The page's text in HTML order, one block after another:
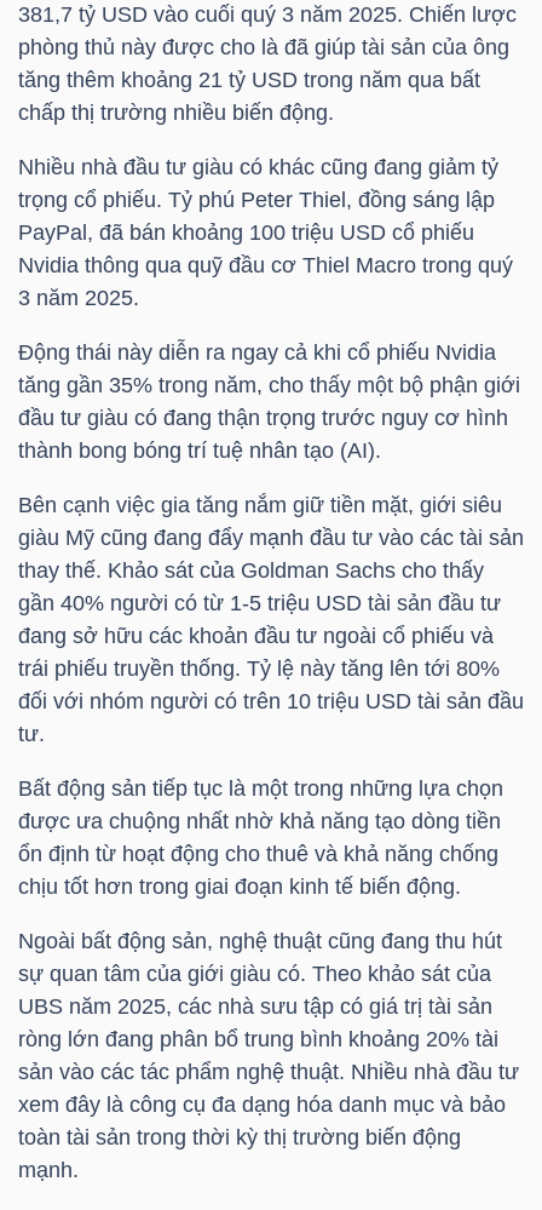
381,7 tỷ USD vào cuối quý 3 năm 2025. Chiến lược
phòng thủ này được cho là đã giúp tài sản của ông
tăng thêm khoảng 21 tỷ USD trong năm qua bất
chấp thị trường nhiều biến động.
Nhiều nhà đầu tư giàu có khác cũng đang giảm tỷ
trọng cổ phiếu. Tỷ phú Peter Thiel, đồng sáng lập
PayPal, đã bán khoảng 100 triệu USD cổ phiếu
Nvidia thông qua quỹ đầu cơ Thiel Macro trong quý
3 năm 2025.
Động thái này diễn ra ngay cả khi cổ phiếu Nvidia
tăng gần 35% trong năm, cho thấy một bộ phận giới
đầu tư giàu có đang thận trọng trước nguy cơ hình
thành bong bóng trí tuệ nhân tạo (AI).
Bên cạnh việc gia tăng nắm giữ tiền mặt, giới siêu
giàu Mỹ cũng đang đẩy mạnh đầu tư vào các tài sản
thay thế. Khảo sát của Goldman Sachs cho thấy
gần 40% người có từ 1-5 triệu USD tài sản đầu tư
đang sở hữu các khoản đầu tư ngoài cổ phiếu và
trái phiếu truyền thống. Tỷ lệ này tăng lên tới 80%
đối với nhóm người có trên 10 triệu USD tài sản đầu
tư.
Bất động sản tiếp tục là một trong những lựa chọn
được ưa chuộng nhất nhờ khả năng tạo dòng tiền
ổn định từ hoạt động cho thuê và khả năng chống
chịu tốt hơn trong giai đoạn kinh tế biến động.
Ngoài bất động sản, nghệ thuật cũng đang thu hút
sự quan tâm của giới giàu có. Theo khảo sát của
UBS năm 2025, các nhà sưu tập có giá trị tài sản
ròng lớn đang phân bổ trung bình khoảng 20% tài
sản vào các tác phẩm nghệ thuật. Nhiều nhà đầu tư
xem đây là công cụ đa dạng hóa danh mục và bảo
toàn tài sản trong thời kỳ thị trường biến động
mạnh.
CÁ
NHÂN
PHÂN
TÍCH
VIETSTOCKFINANCE
VĨ
MÔ
NGÀNH
DOANH
NGHIỆP
CỔ
PHIẾU
PHÁI
SINH
TRÁI
PHIẾU